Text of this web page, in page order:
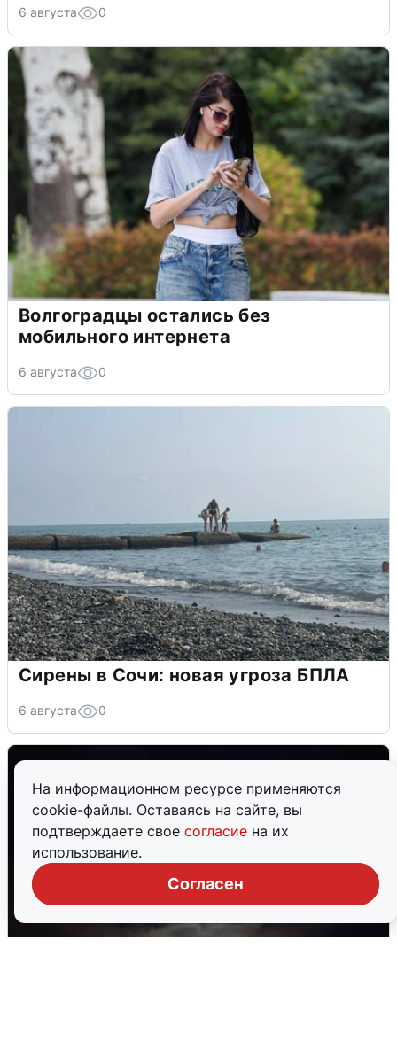
На информационном ресурсе применяются
cookie-файлы. Оставаясь на сайте, вы
подтверждаете свое согласие на их
использование.
Согласен
6 августа 0
Волгоградцы остались без
мобильного интернета
6 августа 0
Сирены в Сочи: новая угроза БПЛА
6 августа 0